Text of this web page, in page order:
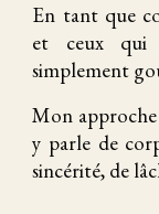
En tant que
et ceux qui
simplement
Mon approche
y parle de
sincérité, de